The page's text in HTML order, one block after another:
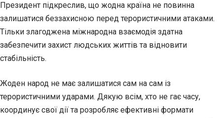
Президент підкреслив, що жодна країна не повинна
залишатися беззахисною перед терористичними атаками.
Тільки злагоджена міжнародна взаємодія здатна
забезпечити захист людських життів та відновити
стабільність.
Жоден народ не має залишатися сам на сам із
терористичними ударами. Дякую всім, хто не гає часу,
координує свої дії та розробляє ефективні формати